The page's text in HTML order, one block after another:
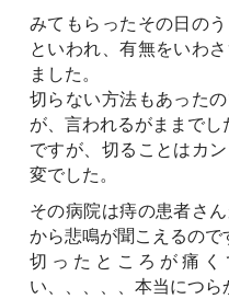
みてもらったその日の
といわれ、有無をいわ
ました。
切らない方法もあった
が、言われるがままでし
ですが、切ることはカ
変でした。
その病院は痔の患者さ
から悲鳴が聞こえるので
切ったところが痛
い、、、、、本当につら